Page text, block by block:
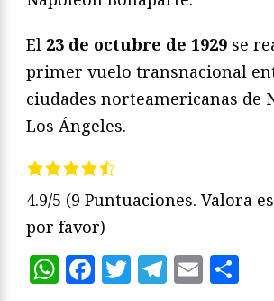
El 23 de octubre de 1929 se
primer vuelo transnacional
ciudades norteamericanas de
Los Ángeles.
4.9/5 (9 Puntuaciones. Valora
por favor)
WhatsApp
Facebook
TwitterEmail